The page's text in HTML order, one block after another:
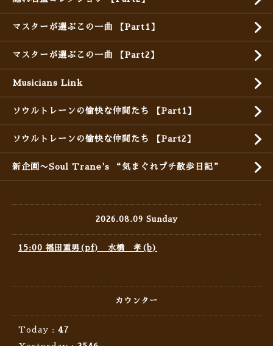
マスターが選ぶこの一曲 【Part1】
マスターが選ぶこの一曲 【Part2】
Musicians Link
ソウルトレーンの愉快な仲間たち 【Part1】
ソウルトレーンの愉快な仲間たち 【Part2】
新企画〜Soul Trane's “気まぐれプチ散歩日記”
2026.08.09 Sunday
15:00 福田重男(pf) 水橋 孝(b)
カウンター
Today : 47